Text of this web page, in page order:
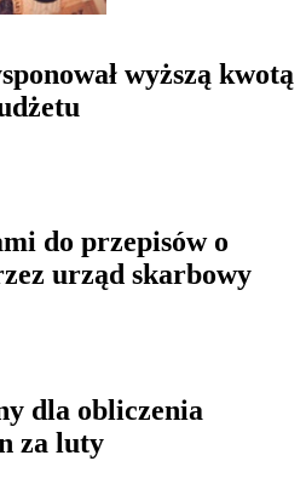
wyższą kwotą
do przepisów o
urząd skarbowy
dla obliczenia
za luty